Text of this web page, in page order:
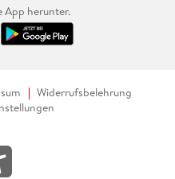
App herunter.
Widerrufsbelehrung